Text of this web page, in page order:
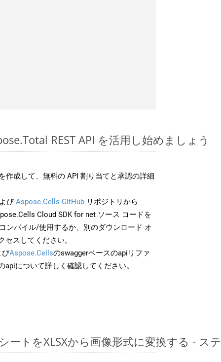
REST API を活用し始めましょう
作成して、無料の API 割り当てと承認の詳細
びAspose.Cells GitHub リポジトリから
Cloud SDK for net ソース コードを
ンパイル/使用するか、別のダウンロード オ
セスしてください。
びAspose.Cellsのswaggerベースのapiリファ
apiについて詳しく確認してください。
ートをXLSXから画像形式に変換する - ス